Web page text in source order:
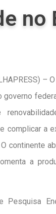
no
–
governo
complicar a
continente
a
Pesquisa